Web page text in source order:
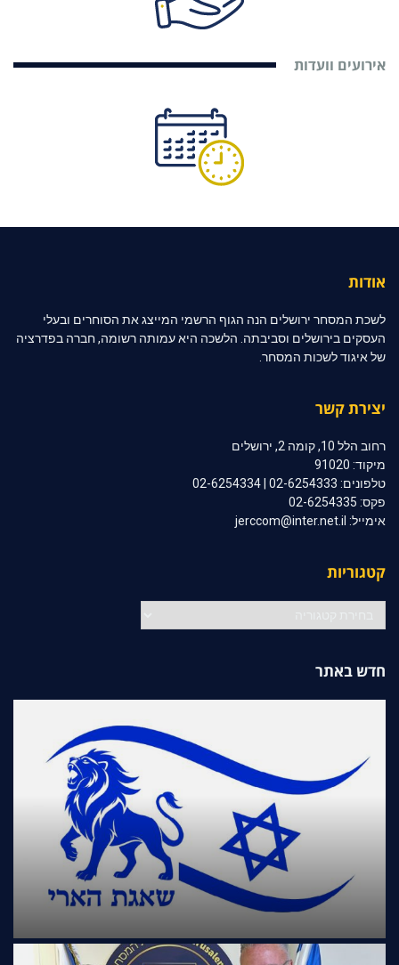
אירועים וועדות
אודות
לשכת המסחר ירושלים הנה הגוף הרשמי המייצג את הסוחרים ובעלי
העסקים בירושלים וסביבתה. הלשכה היא עמותה רשומה, חברה בפדרציה
של איגוד לשכות המסחר.
יצירת קשר
רחוב הלל 10, קומה 2, ירושלים
מיקוד: 91020
טלפונים: 02-6254333 | 02-6254334
פקס: 02-6254335
אימייל: jerccom@inter.net.il
קטגוריות
חדש באתר